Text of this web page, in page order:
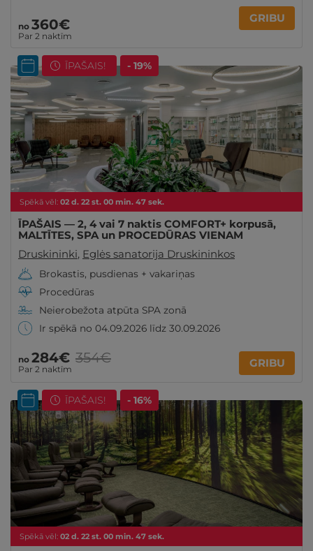
no 360€
Par 2 naktīm
GRIBU
Spēkā vēl: 02 d. 22 st. 00 min. 46 sek.
ĪPAŠAIS! - 19%
ĪPAŠAIS — 2, 4 vai 7 naktis COMFORT+ korpusā,
MALTĪTES, SPA un PROCEDŪRAS VIENAM
Druskininki, Eglės sanatorija Druskininkos
Brokastis, pusdienas + vakariņas
Procedūras
Neierobežota atpūta SPA zonā
Ir spēkā no 04.09.2026 līdz 30.09.2026
no 284€
Par 2 naktīm
354€ GRIBU
Spēkā vēl: 02 d. 22 st. 00 min. 46 sek.
ĪPAŠAIS! - 16%